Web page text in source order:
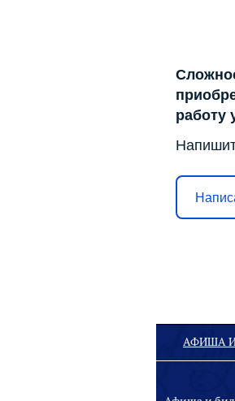
работу
АФИША